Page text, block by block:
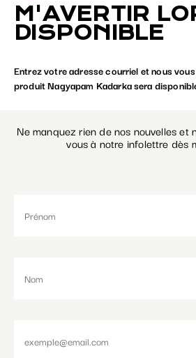
RéZin
530, rue St-Zotique Est
Montréal, Qc, H2S 1M3
info@rezin.com
Paramétrer les cookies
M'AVERTIR
DISPONIBLE
Entrez votre adresse courriel et nous
produit Nagyapam Kadarka sera
Ne manquez rien de nos nouvelles et
vous à notre infolettre dès